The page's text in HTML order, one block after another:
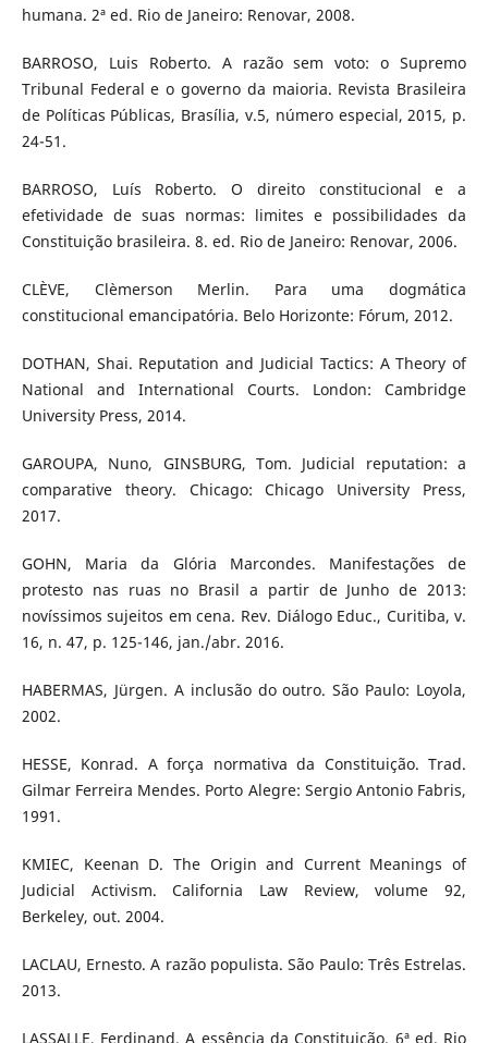
humana. 2ª ed. Rio de Janeiro: Renovar, 2008.
BARROSO, Luis Roberto. A razão sem voto: o Supremo
Tribunal Federal e o governo da maioria. Revista Brasileira
de Políticas Públicas, Brasília, v.5, número especial, 2015, p.
24-51.
BARROSO, Luís Roberto. O direito constitucional e a
efetividade de suas normas: limites e possibilidades da
Constituição brasileira. 8. ed. Rio de Janeiro: Renovar, 2006.
CLÈVE, Clèmerson Merlin. Para uma dogmática
constitucional emancipatória. Belo Horizonte: Fórum, 2012.
DOTHAN, Shai. Reputation and Judicial Tactics: A Theory of
National and International Courts. London: Cambridge
University Press, 2014.
GAROUPA, Nuno, GINSBURG, Tom. Judicial reputation: a
comparative theory. Chicago: Chicago University Press,
2017.
GOHN, Maria da Glória Marcondes. Manifestações de
protesto nas ruas no Brasil a partir de Junho de 2013:
novíssimos sujeitos em cena. Rev. Diálogo Educ., Curitiba, v.
16, n. 47, p. 125-146, jan./abr. 2016.
HABERMAS, Jürgen. A inclusão do outro. São Paulo: Loyola,
2002.
HESSE, Konrad. A força normativa da Constituição. Trad.
Gilmar Ferreira Mendes. Porto Alegre: Sergio Antonio Fabris,
1991.
KMIEC, Keenan D. The Origin and Current Meanings of
Judicial Activism. California Law Review, volume 92,
Berkeley, out. 2004.
LACLAU, Ernesto. A razão populista. São Paulo: Três Estrelas.
2013.
LASSALLE, Ferdinand. A essência da Constituição. 6ª ed. Rio